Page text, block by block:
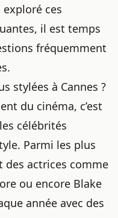
ces
il est temps
fréquemment
stylées à Cannes ?
du cinéma, c’est
célébrités
Parmi les plus
des actrices comme
ou encore Blake
année avec des